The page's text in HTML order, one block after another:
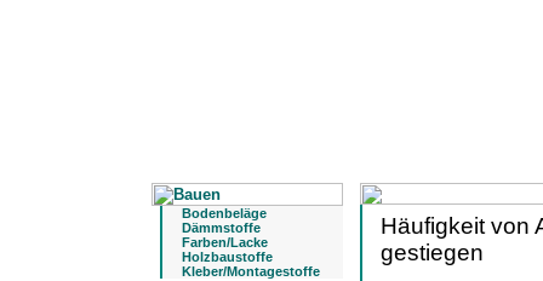
Bodenbeläge
Dämmstoffe
Farben/Lacke
Holzbaustoffe
Kleber/Montagestoffe
Häufigkeit von
gestiegen